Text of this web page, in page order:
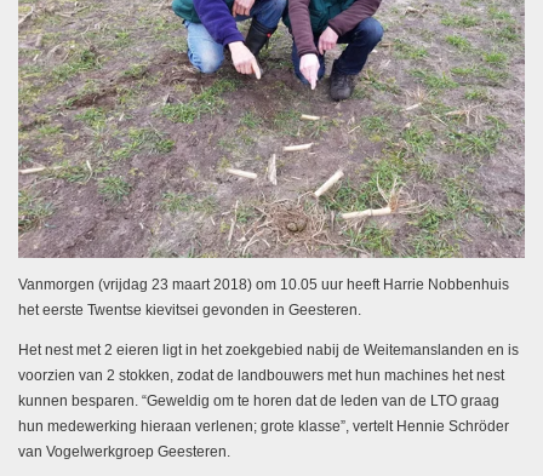
Vanmorgen (vrijdag 23 maart 2018) om 10.05 uur heeft Harrie Nobbenhuis
het eerste Twentse kievitsei gevonden in Geesteren.
Het nest met 2 eieren ligt in het zoekgebied nabij de Weitemanslanden en is
voorzien van 2 stokken, zodat de landbouwers met hun machines het nest
kunnen besparen. “Geweldig om te horen dat de leden van de LTO graag
hun medewerking hieraan verlenen; grote klasse”, vertelt Hennie Schröder
van Vogelwerkgroep Geesteren.